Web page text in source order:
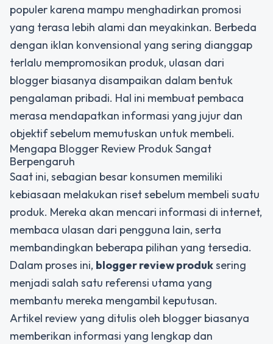
populer karena mampu menghadirkan promosi
yang terasa lebih alami dan meyakinkan. Berbeda
dengan iklan konvensional yang sering dianggap
terlalu mempromosikan produk, ulasan dari
blogger biasanya disampaikan dalam bentuk
pengalaman pribadi. Hal ini membuat pembaca
merasa mendapatkan informasi yang jujur dan
objektif sebelum memutuskan untuk membeli.
Mengapa Blogger Review Produk Sangat
Berpengaruh
Saat ini, sebagian besar konsumen memiliki
kebiasaan melakukan riset sebelum membeli suatu
produk. Mereka akan mencari informasi di internet,
membaca ulasan dari pengguna lain, serta
membandingkan beberapa pilihan yang tersedia.
Dalam proses ini, blogger review produksering
menjadi salah satu referensi utama yang
membantu mereka mengambil keputusan.
Artikel review yang ditulis oleh blogger biasanya
memberikan informasi yang lengkap dan